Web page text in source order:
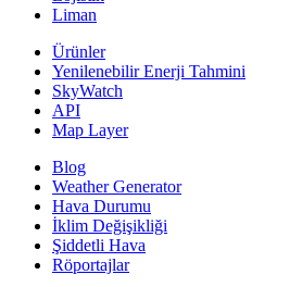
Liman
Ürünler
Yenilenebilir Enerji Tahmini
SkyWatch
API
Map Layer
Blog
Weather Generator
Hava Durumu
İklim Değişikliği
Şiddetli Hava
Röportajlar